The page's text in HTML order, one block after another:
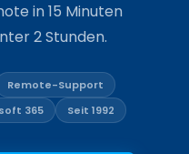
in 15 Minuten
2 Stunden.
Remote-Support
365 Seit 1992